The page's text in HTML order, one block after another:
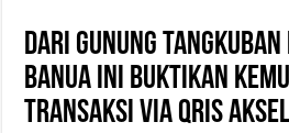
Dari Gunung
Banua Ini Buktikan
Transaksi Via QRIS